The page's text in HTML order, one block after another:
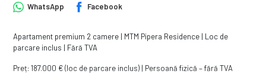
WhatsApp Facebook
Apartament premium 2 camere | MTM Pipera Residence | Loc de
parcare inclus | Fără TVA
Preț: 187.000 € (loc de parcare inclus) | Persoană fizică – fără TVA